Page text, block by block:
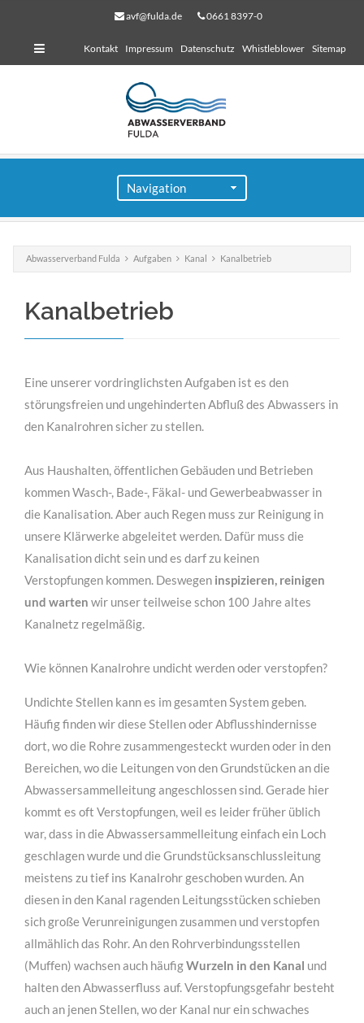
avf@fulda.de 0661 8397-0
Kontakt Impressum Datenschutz Whistleblower Sitemap
Abwasserverband Fulda Aufgaben Kanal Kanalbetrieb
Kanalbetrieb
Eine unserer vordringlichsten Aufgaben ist es den
störungsfreien und ungehinderten Abfluß des Abwassers in
den Kanalrohren sicher zu stellen.
Aus Haushalten, öffentlichen Gebäuden und Betrieben
kommen Wasch-, Bade-, Fäkal- und Gewerbeabwasser in
die Kanalisation. Aber auch Regen muss zur Reinigung in
unsere Klärwerke abgeleitet werden. Dafür muss die
Kanalisation dicht sein und es darf zu keinen
Verstopfungen kommen. Deswegen inspizieren, reinigen
und warten wir unser teilweise schon 100 Jahre altes
Kanalnetz regelmäßig.
Wie können Kanalrohre undicht werden oder verstopfen?
Undichte Stellen kann es im gesamten System geben.
Häufig finden wir diese Stellen oder Abflusshindernisse
dort, wo die Rohre zusammengesteckt wurden oder in den
Bereichen, wo die Leitungen von den Grundstücken an die
Abwassersammelleitung angeschlossen sind. Gerade hier
kommt es oft Verstopfungen, weil es leider früher üblich
war, dass in die Abwassersammelleitung einfach ein Loch
geschlagen wurde und die Grundstücksanschlussleitung
meistens zu tief ins Kanalrohr geschoben wurden. An
diesen in den Kanal ragenden Leitungsstücken schieben
sich große Verunreinigungen zusammen und verstopfen
allmählich das Rohr. An den Rohrverbindungsstellen
(Muffen) wachsen auch häufigWurzeln in den Kanal und
halten den Abwasserfluss auf. Verstopfungsgefahr besteht
auch an jenen Stellen, wo der Kanal nur ein schwaches
für Bauherren
MEHR INFOS
für Bauunternehmen
elit. Aenean commodo ligula eget dolor.
MEHR INFOS
für Architekten
Lorem ipsum dolor sit amet, consectetuer adipiscing
elit. Aenean commodo ligula eget dolor.